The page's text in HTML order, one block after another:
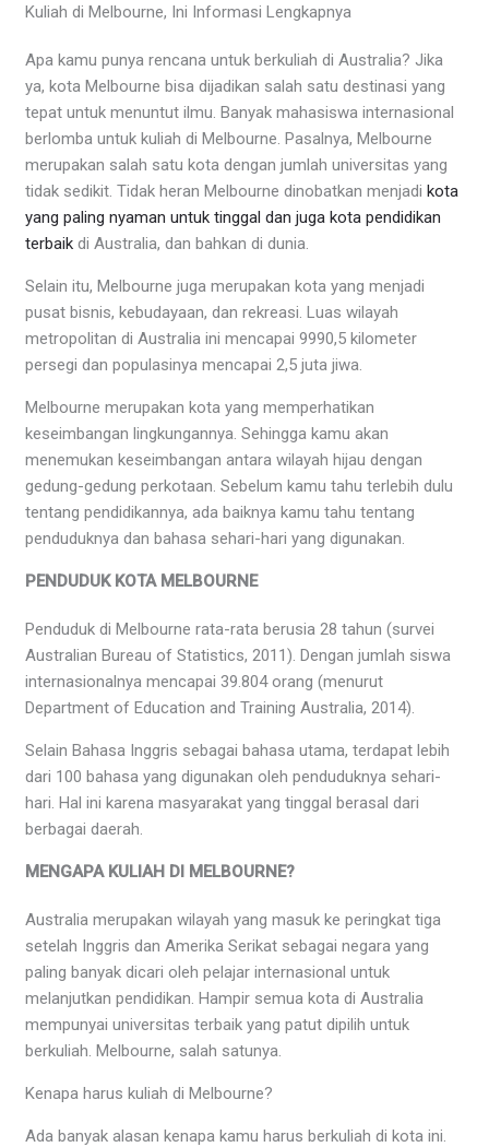
Kuliah di Melbourne, Ini Informasi Lengkapnya
Apa kamu punya rencana untuk berkuliah di Australia? Jika
ya, kota Melbourne bisa dijadikan salah satu destinasi yang
tepat untuk menuntut ilmu. Banyak mahasiswa internasional
berlomba untuk kuliah di Melbourne. Pasalnya, Melbourne
merupakan salah satu kota dengan jumlah universitas yang
tidak sedikit. Tidak heran Melbourne dinobatkan menjadikota
yang paling nyaman untuk tinggal dan juga kota pendidikan
terbaik di Australia, dan bahkan di dunia.
Selain itu, Melbourne juga merupakan kota yang menjadi
pusat bisnis, kebudayaan, dan rekreasi. Luas wilayah
metropolitan di Australia ini mencapai 9990,5 kilometer
persegi dan populasinya mencapai 2,5 juta jiwa.
Melbourne merupakan kota yang memperhatikan
keseimbangan lingkungannya. Sehingga kamu akan
menemukan keseimbangan antara wilayah hijau dengan
gedung-gedung perkotaan. Sebelum kamu tahu terlebih dulu
tentang pendidikannya, ada baiknya kamu tahu tentang
penduduknya dan bahasa sehari-hari yang digunakan.
PENDUDUK KOTA MELBOURNE
Penduduk di Melbourne rata-rata berusia 28 tahun (survei
Australian Bureau of Statistics, 2011). Dengan jumlah siswa
internasionalnya mencapai 39.804 orang (menurut
Department of Education and Training Australia, 2014).
Selain Bahasa Inggris sebagai bahasa utama, terdapat lebih
dari 100 bahasa yang digunakan oleh penduduknya sehari-
hari. Hal ini karena masyarakat yang tinggal berasal dari
berbagai daerah.
MENGAPA KULIAH DI MELBOURNE?
Australia merupakan wilayah yang masuk ke peringkat tiga
setelah Inggris dan Amerika Serikat sebagai negara yang
paling banyak dicari oleh pelajar internasional untuk
melanjutkan pendidikan. Hampir semua kota di Australia
mempunyai universitas terbaik yang patut dipilih untuk
berkuliah. Melbourne, salah satunya.
Kenapa harus kuliah di Melbourne?
Ada banyak alasan kenapa kamu harus berkuliah di kota ini.